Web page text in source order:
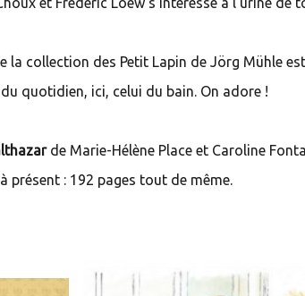
la collection des Petit Lapin de Jörg Mühle
quotidien, ici, celui du bain. On adore !
de Marie-Hélène Place et Caroline
présent : 192 pages tout de même.